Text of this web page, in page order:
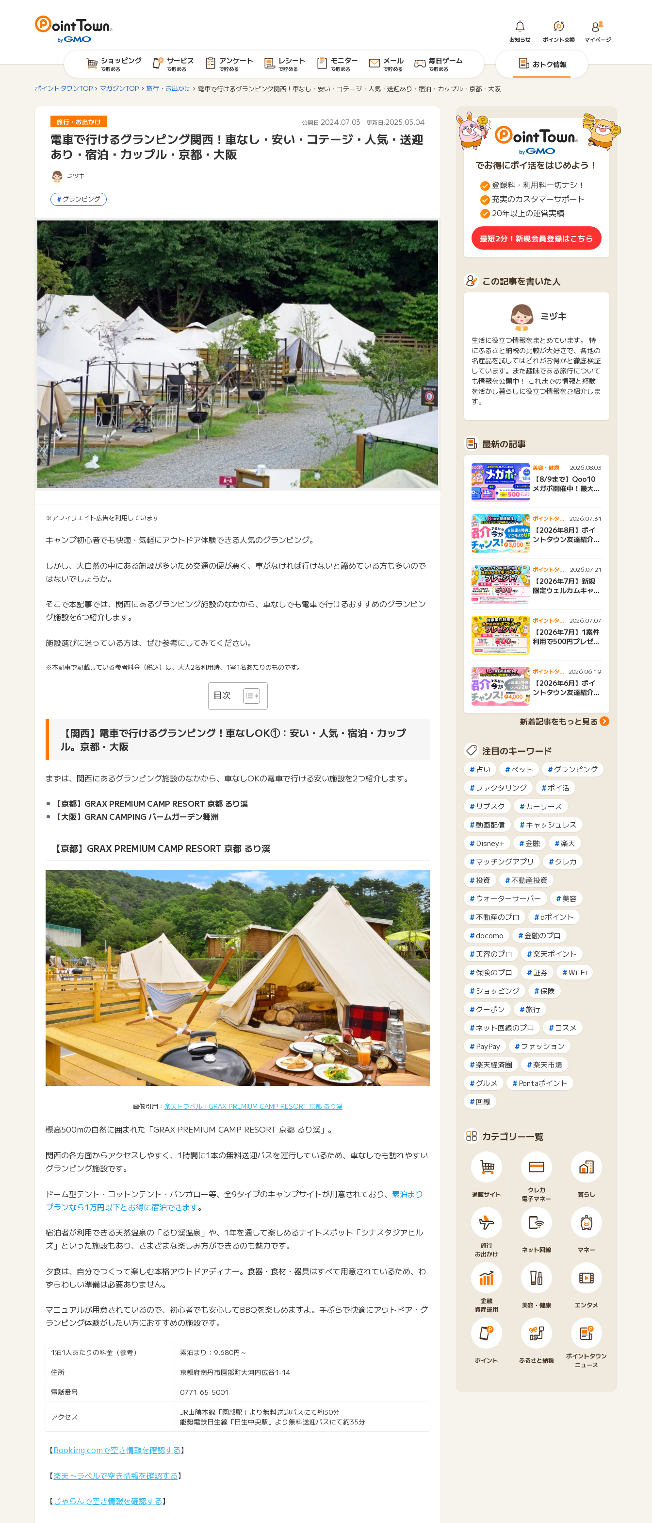
お知らせ ポイント交換 マイページ
ショッピング
で貯める
サービス
で貯める
アンケート
で貯める
レシート
で貯める
モニター
で貯める
メール
で貯める
毎日ゲーム
で貯める おトク情報
ポイントタウンTOP マガジンTOP 旅行・お出かけ 電車で行けるグランピング関西！車なし・安い・コテージ・人気・送迎あり・宿泊・カップル・京都・大阪
旅行・お出かけ 公開日:2024.07.03 更新日:2025.05.04
電車で行けるグランピング関西！車なし・安い・コテージ・人気・送迎
あり・宿泊・カップル・京都・大阪
ミヅキ
グランピング
※アフィリエイト広告を利用しています
キャンプ初心者でも快適・気軽にアウトドア体験できる人気のグランピング。
しかし、大自然の中にある施設が多いため交通の便が悪く、車がなければ行けないと諦めている方も多いので
はないでしょうか。
そこで本記事では、関西にあるグランピング施設のなかから、車なしでも電車で行けるおすすめのグランピン
グ施設を6つ紹介します。
施設選びに迷っている方は、ぜひ参考にしてみてください。
※本記事で記載している参考料金（税込）は、大人2名利用時、1室1名あたりのものです。
目次
【関西】電車で行けるグランピング！車なしOK①：安い・人気・宿泊・カップ
ル。京都・大阪
まずは、関西にあるグランピング施設のなかから、車なしOKの電車で行ける安い施設を2つ紹介します。
【京都】GRAX PREMIUM CAMP RESORT 京都 るり渓
【大阪】GRAN CAMPING パームガーデン舞洲
【京都】GRAX PREMIUM CAMP RESORT 京都 るり渓
画像引用： 楽天トラベル：GRAX PREMIUM CAMP RESORT 京都 るり渓
標高500mの自然に囲まれた「GRAX PREMIUM CAMP RESORT 京都 るり渓」。
関西の各方面からアクセスしやすく、1時間に1本の無料送迎バスを運行しているため、車なしでも訪れやすい
グランピング施設です。
ドーム型テント・コットンテント・バンガロー等、全9タイプのキャンプサイトが用意されており、素泊まり
プランなら1万円以下とお得に宿泊できます。
宿泊者が利用できる天然温泉の「るり渓温泉」や、1年を通して楽しめるナイトスポット「シナスタジアヒル
ズ」といった施設もあり、さまざまな楽しみ方ができるのも魅力です。
夕食は、自分でつくって楽しむ本格アウトドアディナー。食器・食材・器具はすべて用意されているため、わ
ずらわしい準備は必要ありません。
マニュアルが用意されているので、初心者でも安心してBBQを楽しめますよ。手ぶらで快適にアウトドア・グ
ランピング体験がしたい方におすすめの施設です。
1泊1人あたりの料金（参考） 素泊まり：9,680円～
住所 京都府南丹市園部町大河内広谷1-14
電話番号 0771-65-5001
アクセス
JR山陰本線「園部駅」より無料送迎バスにて約30分
能勢電鉄日生線「日生中央駅」より無料送迎バスにて約35分
【Booking.comで空き情報を確認する】
【楽天トラベルで空き情報を確認する】
【じゃらんで空き情報を確認する】
でお得にポイ活をはじめよう！
登録料・利用料一切ナシ！
充実のカスタマーサポート
20年以上の運営実績
最短2分！新規会員登録はこちら
この記事を書いた人
ミヅキ
生活に役立つ情報をまとめています。 特
にふるさと納税の比較が大好きで、各地の
名産品を試してはどれがお得かと徹底検証
しています。また趣味である旅行について
も情報を公開中！ これまでの情報と経験
を活かし暮らしに役立つ情報をご紹介しま
す。
最新の記事
美容・健康 2026.08.03
【8/9まで】Qoo10
メガポ開催中！最大
ポイントタウ
ンニュース
2026.07.31
【2026年8月】ポイ
ントタウン友達紹介キ
ポイントタウ
ンニュース
2026.07.21
【2026年7月】新規
限定ウェルカムキャン
ポイントタウ
ンニュース
2026.07.07
【2026年7月】1案件
利用で500円プレゼン
ポイントタウ
ンニュース
2026.06.19
【2026年6月】ポイ
ントタウン友達紹介キ
新着記事をもっと見る
注目のキーワード
占い ペット
グランピング
ファクタリング
ポイ活
サブスク
カーリース
動画配信
キャッシュレス
Disney+
金融
楽天
マッチングアプリ
クレカ
投資
不動産投資
ウォーターサーバー
美容
不動産のプロ
dポイント
docomo
金融のプロ
美容のプロ
楽天ポイント
保険のプロ
証券
Wi-Fi
ショッピング
保険
クーポン
旅行
ネット回線のプロ
コスメ
PayPay
ファッション
楽天経済圏
楽天市場
グルメ
Pontaポイント
回線
カテゴリー一覧
通販サイト
クレカ
電子マネー
暮らし
旅行
お出かけ
ネット回線 マネー
金融
資産運用
美容・健康 エンタメ
ポイント ふるさと納税
ポイントタウン
ニュース